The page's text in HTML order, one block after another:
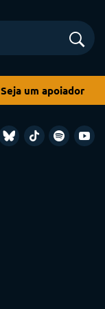
Seja um apoiador